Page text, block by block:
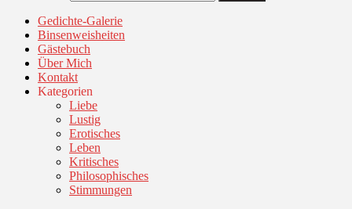
Gedichte-Galerie
Binsenweisheiten
Gästebuch
Über Mich
Kontakt
Kategorien
Liebe
Lustig
Erotisches
Leben
Kritisches
Philosophisches
Stimmungen